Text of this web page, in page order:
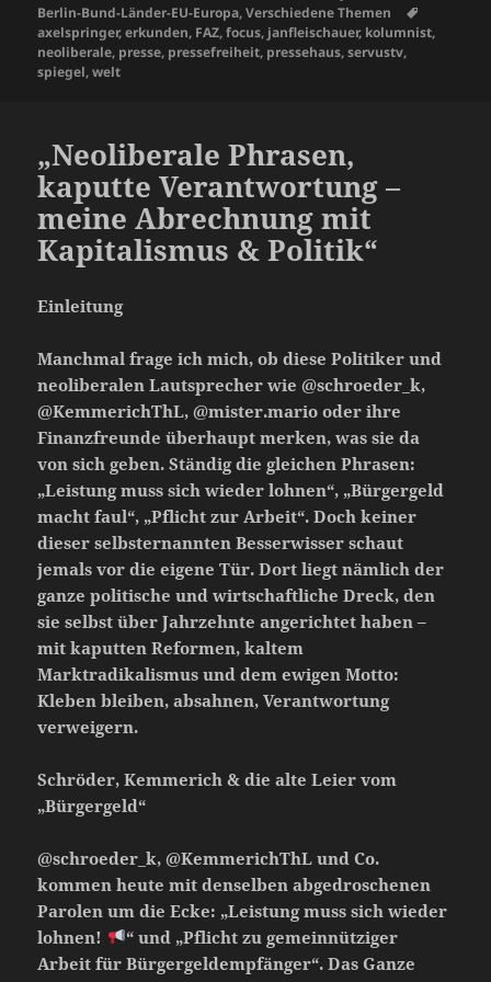
o
k
o
n
p
p
a
m
n
et d
s
t P
re
am
Berlin-Bund-Länder-EU-Europa,Verschiedene Themen
axelspringer,erkunden, FAZ,focus, janfleischauer, kolumnist,
neoliberale, presse, pressefreiheit, pressehaus,servustv,
spiegel,welt
„Neoliberale Phrasen,
kaputte Verantwortung –
meine Abrechnung mit
Kapitalismus & Politik“
Einleitung
Manchmal frage ich mich, ob diese Politiker und
neoliberalen Lautsprecher wie @schroeder_k,
@KemmerichThL, @mister.mario oder ihre
Finanzfreunde überhaupt merken, was sie da
von sich geben. Ständig die gleichen Phrasen:
„Leistung muss sich wieder lohnen“, „Bürgergeld
macht faul“, „Pflicht zur Arbeit“. Doch keiner
dieser selbsternannten Besserwisser schaut
jemals vor die eigene Tür. Dort liegt nämlich der
ganze politische und wirtschaftliche Dreck, den
sie selbst über Jahrzehnte angerichtet haben –
mit kaputten Reformen, kaltem
Marktradikalismus und dem ewigen Motto:
Kleben bleiben, absahnen, Verantwortung
verweigern.
Schröder, Kemmerich & die alte Leier vom
„Bürgergeld“
@schroeder_k, @KemmerichThL und Co.
kommen heute mit denselben abgedroschenen
Parolen um die Ecke: „Leistung muss sich wieder
lohnen!
“ und „Pflicht zu gemeinnütziger
Arbeit für Bürgergeldempfänger“. Das Ganze